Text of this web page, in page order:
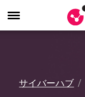
Toggle
Navigation
サイバーハブ